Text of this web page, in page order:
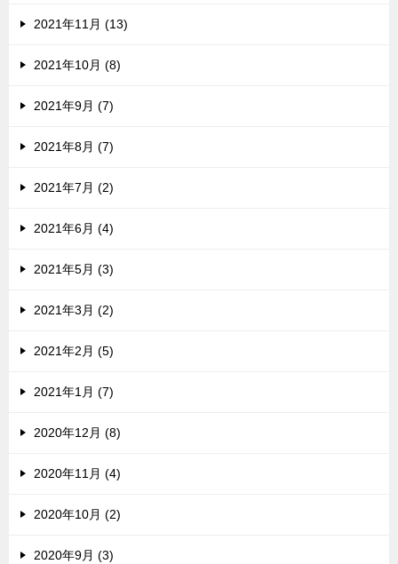
2021年11月 (13)
2021年10月 (8)
2021年9月 (7)
2021年8月 (7)
2021年7月 (2)
2021年6月 (4)
2021年5月 (3)
2021年3月 (2)
2021年2月 (5)
2021年1月 (7)
2020年12月 (8)
2020年11月 (4)
2020年10月 (2)
2020年9月 (3)